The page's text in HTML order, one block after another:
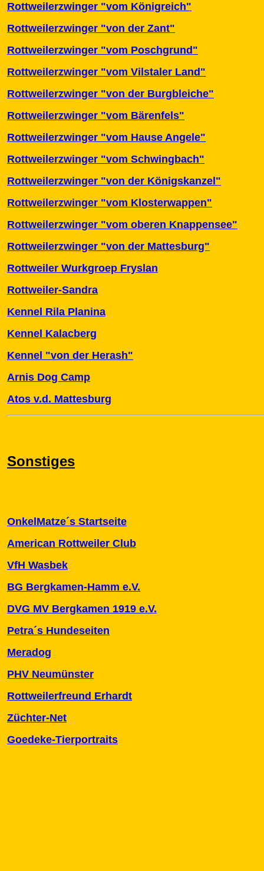
Rottweilerzwinger "vom Königreich"
Rottweilerzwinger "von der Zant"
Rottweilerzwinger "vom Poschgrund"
Rottweilerzwinger "vom Vilstaler Land"
Rottweilerzwinger "von der Burgbleiche"
Rottweilerzwinger "vom Bärenfels"
Rottweilerzwinger "vom Hause Angele"
Rottweilerzwinger "vom Schwingbach"
Rottweilerzwinger "von der Königskanzel"
Rottweilerzwinger "vom Klosterwappen"
Rottweilerzwinger "vom oberen Knappensee"
Rottweilerzwinger "von der Mattesburg"
Rottweiler Wurkgroep Fryslan
Rottweiler-Sandra
Kennel Rila Planina
Kennel Kalacberg
Kennel "von der Herash"
Arnis Dog Camp
Atos v.d. Mattesburg
Sonstiges
OnkelMatze´s Startseite
American Rottweiler Club
VfH Wasbek
BG Bergkamen-Hamm e.V.
DVG MV Bergkamen 1919 e.V.
Petra´s Hundeseiten
Meradog
PHV Neumünster
Rottweilerfreund Erhardt
Züchter-Net
Goedeke-Tierportraits